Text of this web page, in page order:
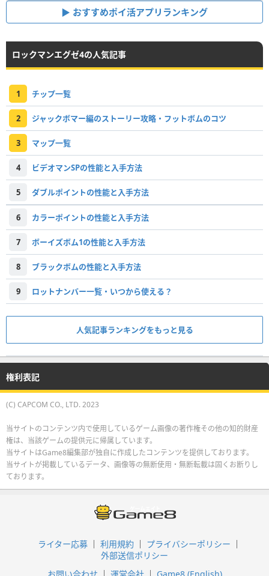
おすすめポイ活アプリランキング
ロックマンエグゼ4の人気記事
1 チップ一覧
2 ジャックボマー編のストーリー攻略・フットボムのコツ
3 マップ一覧
4 ビデオマンSPの性能と入手方法
5 ダブルポイントの性能と入手方法
6 カラーポイントの性能と入手方法
7 ボーイズボム1の性能と入手方法
8 ブラックボムの性能と入手方法
9 ロットナンバー一覧・いつから使える？
人気記事ランキングをもっと見る
権利表記
(C) CAPCOM CO., LTD. 2023
当サイトのコンテンツ内で使用しているゲーム画像の著作権その他の知的財産
権は、当該ゲームの提供元に帰属しています。
当サイトはGame8編集部が独自に作成したコンテンツを提供しております。
当サイトが掲載しているデータ、画像等の無断使用・無断転載は固くお断りし
ております。
ライター応募 利用規約
プライバシーポリシー
外部送信ポリシー
お問い合わせ
運営会社 Game8 (English)